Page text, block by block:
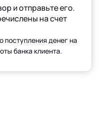
и отправьте его.
на счет
поступления денег на
банка клиента.